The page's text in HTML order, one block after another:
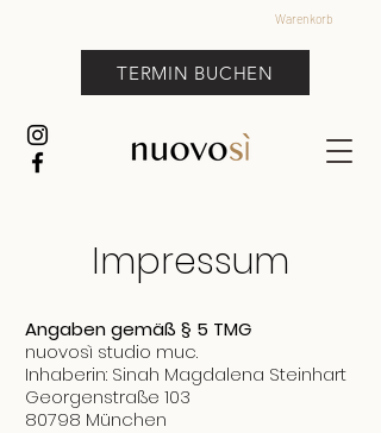
Warenkorb
TERMIN BUCHEN
Impressum
Angaben gemäß § 5 TMG
nuovosì studio muc.
Inhaberin: Sinah Magdalena Steinhart
Georgenstraße 103
80798 München